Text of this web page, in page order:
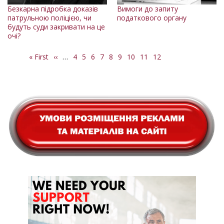
Безкарна підробка доказів
патрульною поліцією, чи
будуть суди закривати на це
очі?
Вимоги до запиту
податкового органу
Розбивка
Перша
« First Попередня
‹‹ … Сторінка
4 Сторінка
5 Сторінка
6 Сторінка
7 Сторінка
8 Сторінка
9 Сторінка
10 Сторінка
11
Поточна
12